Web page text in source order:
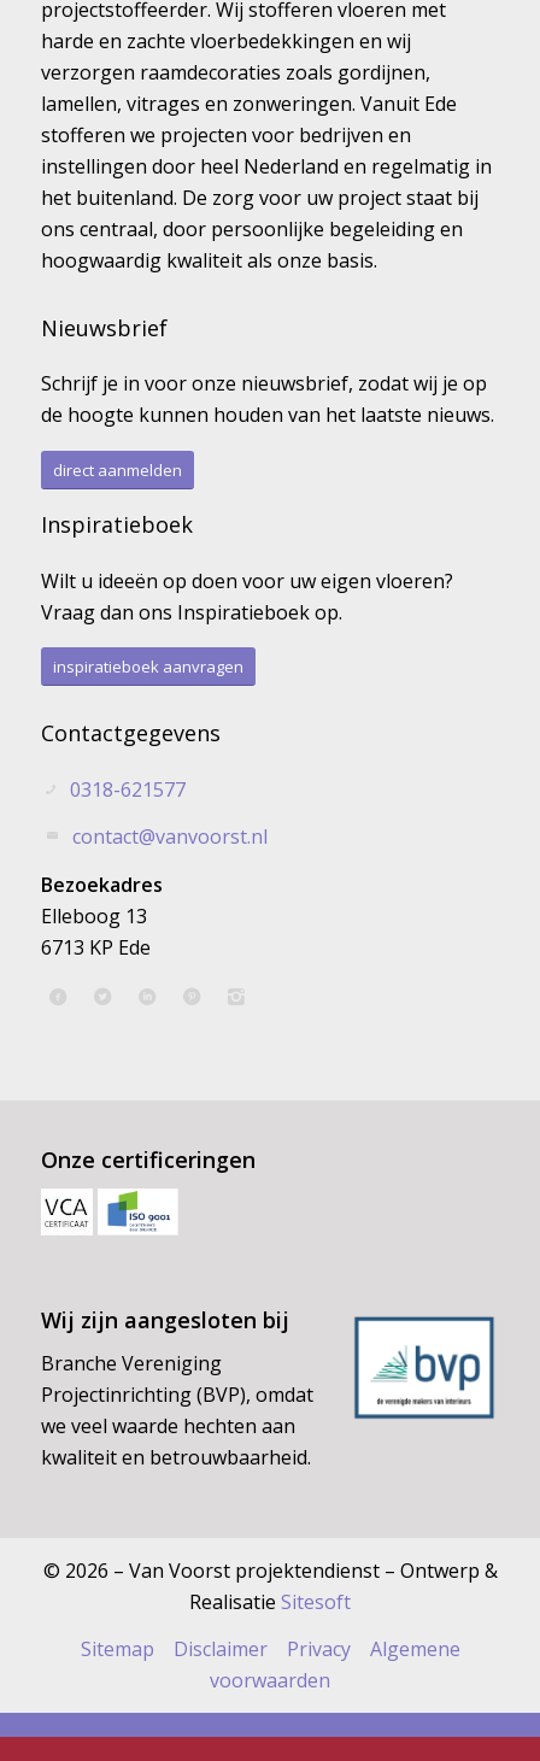
projectstoffeerder. Wij stofferen vloeren met
harde en zachte vloerbedekkingen en wij
verzorgen raamdecoraties zoals gordijnen,
lamellen, vitrages en zonweringen. Vanuit Ede
stofferen we projecten voor bedrijven en
instellingen door heel Nederland en regelmatig in
het buitenland. De zorg voor uw project staat bij
ons centraal, door persoonlijke begeleiding en
hoogwaardig kwaliteit als onze basis.
Nieuwsbrief
Schrijf je in voor onze nieuwsbrief, zodat wij je op
de hoogte kunnen houden van het laatste nieuws.
direct aanmelden
Inspiratieboek
Wilt u ideeën op doen voor uw eigen vloeren?
Vraag dan ons Inspiratieboek op.
inspiratieboek aanvragen
Contactgegevens
0318-621577
contact@vanvoorst.nl
Bezoekadres
Elleboog 13
6713 KP Ede
Onze certificeringen
Wij zijn aangesloten bij
Branche Vereniging
Projectinrichting (BVP), omdat
we veel waarde hechten aan
kwaliteit en betrouwbaarheid.
© 2026 – Van Voorst projektendienst – Ontwerp &
Realisatie Sitesoft
Sitemap
Disclaimer Privacy
Algemene
voorwaarden